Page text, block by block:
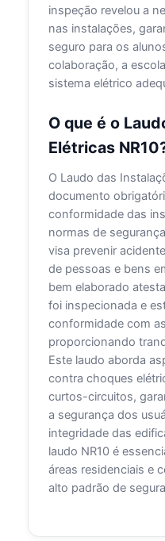
inspeção revelou a
nas instalações,
seguro para os
colaboração, a
sistema elétrico
O que é o
Elétricas
O Laudo das
documento
conformidade das
normas de
visa prevenir
de pessoas e bens
bem elaborado
foi inspecionada e
conformidade com
proporcionando
Este laudo aborda
contra choques
curtos-circuitos,
a segurança dos
integridade das
laudo NR10 é
áreas residenciais e
alto padrão de